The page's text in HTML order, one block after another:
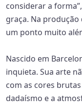
considerar a
graça. Na
um ponto muito
Nascido em
inquieta. Sua arte
com as cores
dadaísmo e a